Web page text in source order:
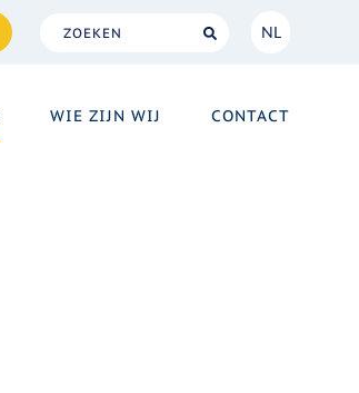
NL
EN
WIE ZIJN WIJ CONTACT